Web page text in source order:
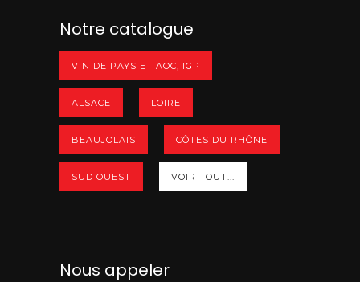
Notre catalogue
VIN DE PAYS ET AOC, IGP
ALSACE LOIRE
BEAUJOLAIS CÔTES DU RHÔNE
SUD OUEST VOIR TOUT...
Nous appeler